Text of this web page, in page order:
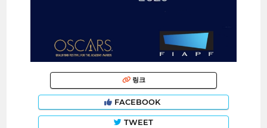
링크
FACEBOOK
TWEET